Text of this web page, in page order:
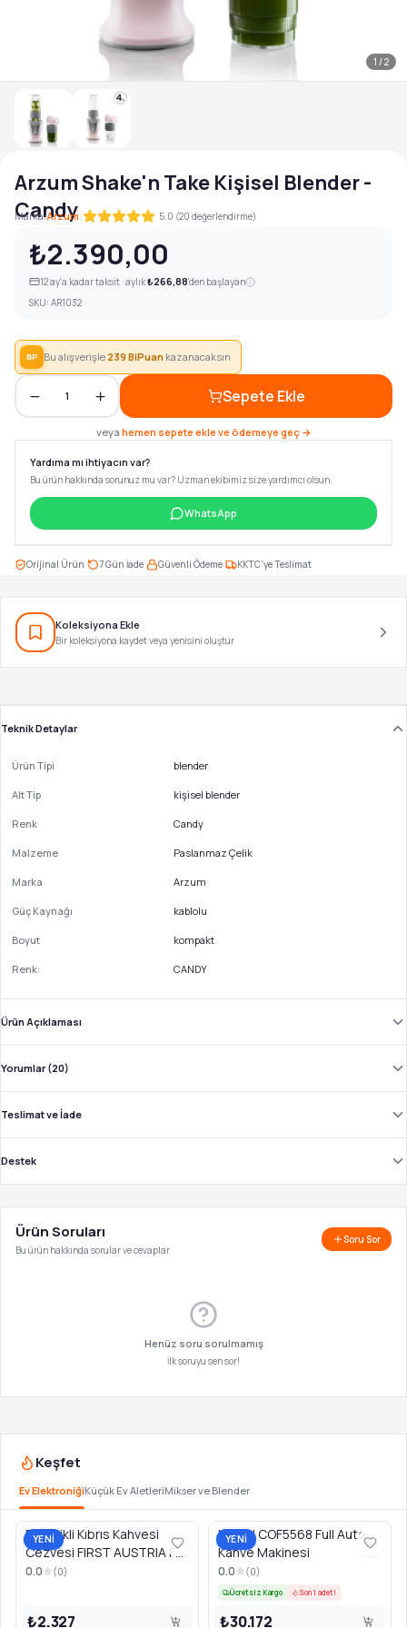
1 /2
Arzum Shake'n Take Kişisel Blender -
Candy
Marka:Arzum | 5.0 (20 değerlendirme)
₺2.390,00
12ay'a kadar taksit · aylık₺266,88'den başlayan
SKU: AR1032
BP Bu alışverişle 239BiPuan kazanacaksın
1 Sepete Ekle
veya hemen sepete ekle ve ödemeye geç →
Yardıma mı ihtiyacın var?
Bu ürün hakkında sorunuz mu var? Uzman ekibimiz size yardımcı olsun.
WhatsApp
Orijinal Ürün 7 Gün İade Güvenli Ödeme KKTC'ye Teslimat
Koleksiyona Ekle
Bir koleksiyona kaydet veya yenisini oluştur
Teknik Detaylar
Ürün Tipi blender
Alt Tip kişisel blender
Renk Candy
Malzeme Paslanmaz Çelik
Marka Arzum
Güç Kaynağı kablolu
Boyut kompakt
Renk: CANDY
Ürün Açıklaması
Yorumlar (20)
Teslimat ve İade
Destek
Ürün Soruları
Bu ürün hakkında sorular ve cevaplar
Soru Sor
Henüz soru sorulmamış
İlk soruyu sen sor!
Keşfet
Ev ElektroniğiKüçük Ev AletleriMikser ve Blender
YENİ
Elektrikli Kıbrıs Kahvesi
Cezvesi FIRST AUSTRIA FA-
5450-3 siyah/gümüş
0.0 (0)
₺2.327
YENİ
Newal COF5568 Full Auto.
Kahve Makinesi
0.0 (0)
Ücretsiz Kargo Son 1 adet!
₺30.172